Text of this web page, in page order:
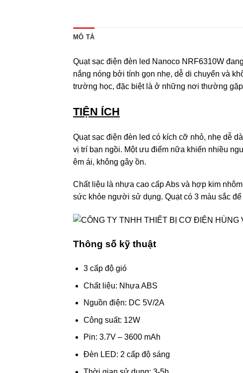
MÔ TẢ
Quạt sạc điện đèn led Nanoco NRF6310W
nắng nóng bởi tính gọn nhẹ, dễ di chuyển và
trường học, đặc biệt là ở những nơi thường
TIỆN ÍCH
Quạt sạc điện đèn led có kích cỡ nhỏ, nhẹ dễ
vị trí bạn ngồi. Một ưu điểm nữa khiến nhiều
êm ái, không gây ồn.
Chất liệu là nhựa cao cấp Abs và hợp kim
sức khỏe người sử dụng. Quạt có 3 màu sắc
Thông số kỹ thuật
3 cấp độ gió
Chất liệu: Nhựa ABS
Nguồn điện: DC 5V/2A
Công suất: 12W
Pin: 3.7V – 3600 mAh
Đèn LED: 2 cấp độ sáng